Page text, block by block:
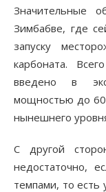
Значительные
Зимбабве, где
запуску
карбоната.
введено в
мощностью до
нынешнего
С другой
недостаточно,
темпами, то есть